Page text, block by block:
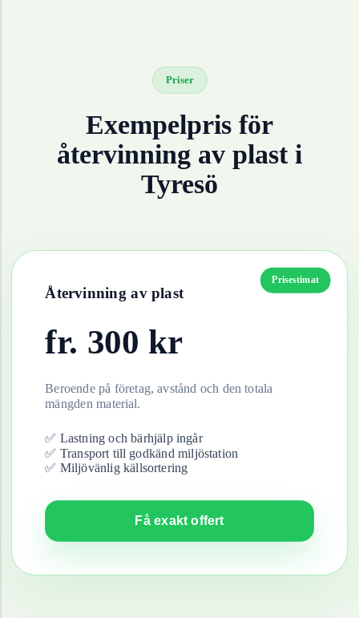
Priser
Exempelpris för
återvinning av plasti
Tyresö
Prisestimat
Återvinning av plast
fr. 300 kr
Beroende på företag, avstånd och den totala
mängden material.
✅ Lastning och bärhjälp ingår
✅ Transport till godkänd miljöstation
✅ Miljövänlig källsortering
Få exakt offert